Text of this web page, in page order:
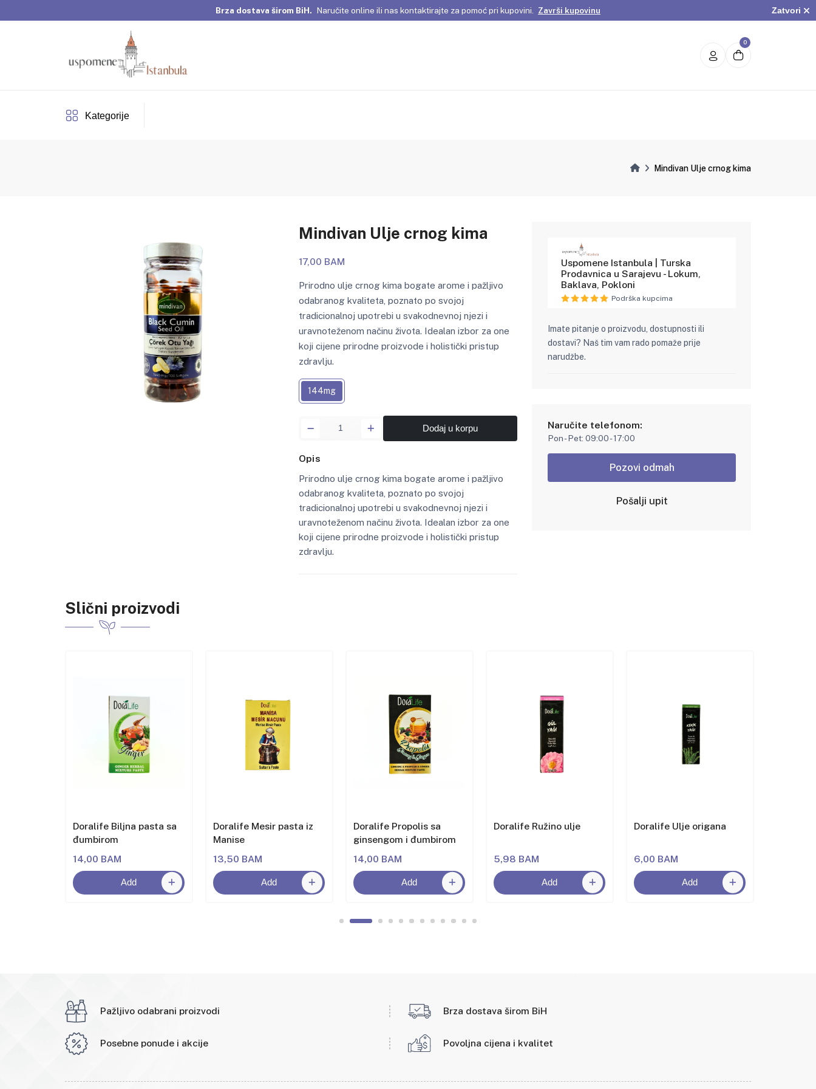
Brza dostava širom BiH. Naručite online ili nas kontaktirajte za pomoć pri kupovini.
Završi kupovinu
Dobrodošli u Uspomene Istanbula! Pažljivo odabrani proizvodi i posebne ponude za vas. Pogledaj ponudu
Zatvori
0
Kategorije
Mindivan Ulje crnog kima
Mindivan Ulje crnog kima
17,00 BAM
Prirodno ulje crnog kima bogate arome i pažljivo
odabranog kvaliteta, poznato po svojoj
tradicionalnoj upotrebi u svakodnevnoj njezi i
uravnoteženom načinu života. Idealan izbor za one
koji cijene prirodne proizvode i holistički pristup
zdravlju.
144mg
Dodaj u korpu
Opis
Prirodno ulje crnog kima bogate arome i pažljivo
odabranog kvaliteta, poznato po svojoj
tradicionalnoj upotrebi u svakodnevnoj njezi i
uravnoteženom načinu života. Idealan izbor za one
koji cijene prirodne proizvode i holistički pristup
zdravlju.
Uspomene Istanbula | Turska
Prodavnica u Sarajevu - Lokum,
Baklava, Pokloni
Podrška kupcima
Imate pitanje o proizvodu, dostupnosti ili
dostavi? Naš tim vam rado pomaže prije
narudžbe.
Naručite telefonom:
Pon - Pet: 09:00 - 17:00
Pozovi odmah
Pošalji upit
Slični proizvodi
Doralife Biljna pasta sa
đumbirom
14,00 BAM
Add
Doralife Mesir pasta iz
Manise
13,50 BAM
Add
Doralife Propolis sa
ginsengom i đumbirom
14,00 BAM
Add
Doralife Ružino ulje
5,98 BAM
Add
Doralife Ulje origana
6,00 BAM
Add
Pažljivo odabrani proizvodi Brza dostava širom BiH
Posebne ponude i akcije Povoljna cijena i kvalitet